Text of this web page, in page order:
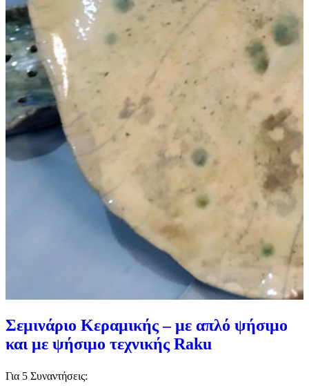
Σεμινάριο Κεραμικής – με απλό ψήσιμο
και με ψήσιμο τεχνικής Raku
Για 5 Συναντήσεις: